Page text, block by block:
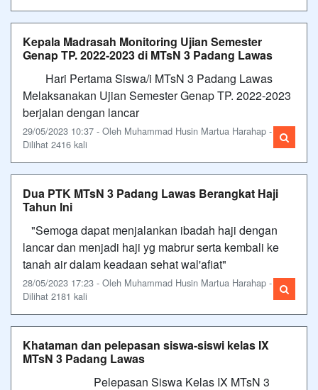
Kepala Madrasah Monitoring Ujian Semester
Genap TP. 2022-2023 di MTsN 3 Padang Lawas
Hari Pertama Siswa/i MTsN 3 Padang Lawas
Melaksanakan Ujian Semester Genap TP. 2022-2023
berjalan dengan lancar
29/05/2023 10:37 - Oleh Muhammad Husin Martua Harahap -
Dilihat 2416 kali
Dua PTK MTsN 3 Padang Lawas Berangkat Haji
Tahun Ini
"Semoga dapat menjalankan ibadah haji dengan
lancar dan menjadi haji yg mabrur serta kembali ke
tanah air dalam keadaan sehat wal'afiat"
28/05/2023 17:23 - Oleh Muhammad Husin Martua Harahap -
Dilihat 2181 kali
Khataman dan pelepasan siswa-siswi kelas IX
MTsN 3 Padang Lawas
Pelepasan Siswa Kelas IX MTsN 3